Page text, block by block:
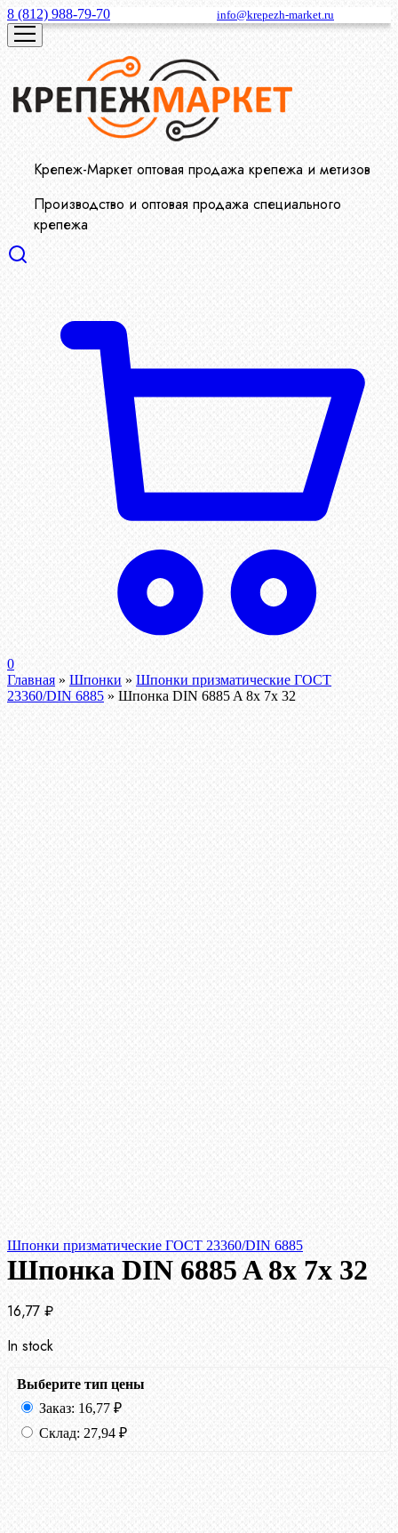
8 (812) 988-79-70 info@krepezh-market.ru
Крепеж-Маркет оптовая продажа крепежа и метизов
Производство и оптовая продажа специального
крепежа
0
Главная » Шпонки » Шпонки призматические ГОСТ
23360/DIN 6885 » Шпонка DIN 6885 A 8x 7x 32
Шпонки призматические ГОСТ 23360/DIN 6885
Шпонка DIN 6885 A 8x 7x 32
16,77 ₽
In stock
Выберите тип цены
Заказ: 16,77 ₽
Склад: 27,94 ₽